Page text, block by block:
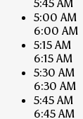
5:45 AM
5:00 AM
6:00 AM
5:15 AM
6:15 AM
5:30 AM
6:30 AM
5:45 AM
6:45 AM